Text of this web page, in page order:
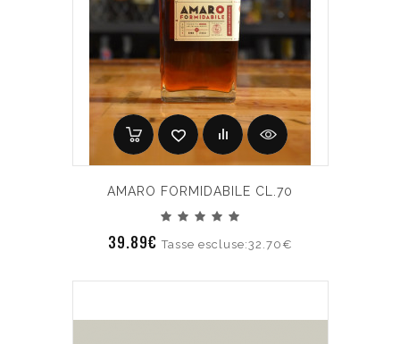
AMARO FORMIDABILE CL.70
39.89€Tasse escluse:32.70€